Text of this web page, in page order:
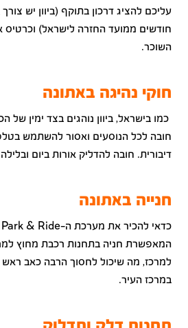
חודשים ממועד החזרה לישראל) וכרטיס
השוכר.
חוקי נהיגה באתונה
כמו בישראל, ביוון נוהגים בצד ימין של
חובה לכל הנוסעים ואסור להשתמש
דיבורית. חובה להדליק אורות ביום
חנייה באתונה
המאפשרת חניה בתחנות רכבת מחוץ
למרכז, מה שיכול לחסוך הרבה כאב ראש
במרכז העיר.